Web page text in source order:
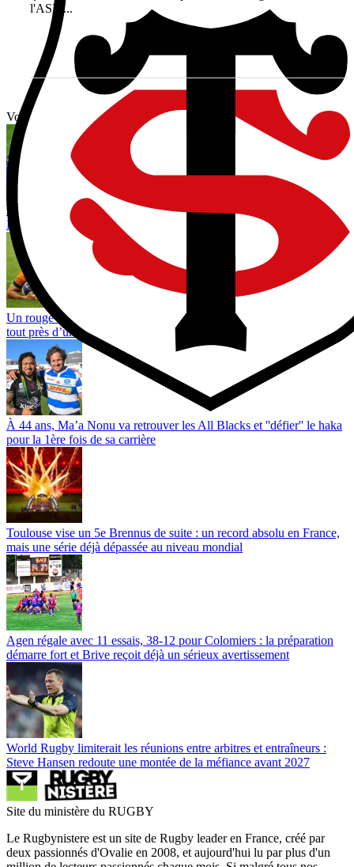
l'ASM...
Vous avez tout lu ?
ARBITRAGE. Le genou de Fabian Holland sur la tête d’Evan
Roos devait-il être sanctionné ?
Un rouge dès la 33e et trois points d’écart : les Wallabies passent
tout près d’une défaite historique au Japon
À 44 ans, Ma’a Nonu va retrouver les All Blacks et ''défier'' le haka
pour la 1ère fois de sa carrière
Toulouse vise un 5e Brennus de suite : un record absolu en France,
mais une série déjà dépassée au niveau mondial
Agen régale avec 11 essais, 38-12 pour Colomiers : la préparation
démarre fort et Brive reçoit déjà un sérieux avertissement
World Rugby limiterait les réunions entre arbitres et entraîneurs :
Steve Hansen redoute une montée de la méfiance avant 2027
Site du ministère du RUGBY
Le Rugbynistere est un site de Rugby leader en France, créé par
deux passionnés d'Ovalie en 2008, et aujourd'hui lu par plus d'un